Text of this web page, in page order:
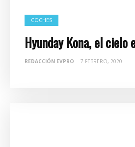
COCHES
Hyunday Kona, el
REDACCIÓN EVPRO - 7 FEBRERO, 2020